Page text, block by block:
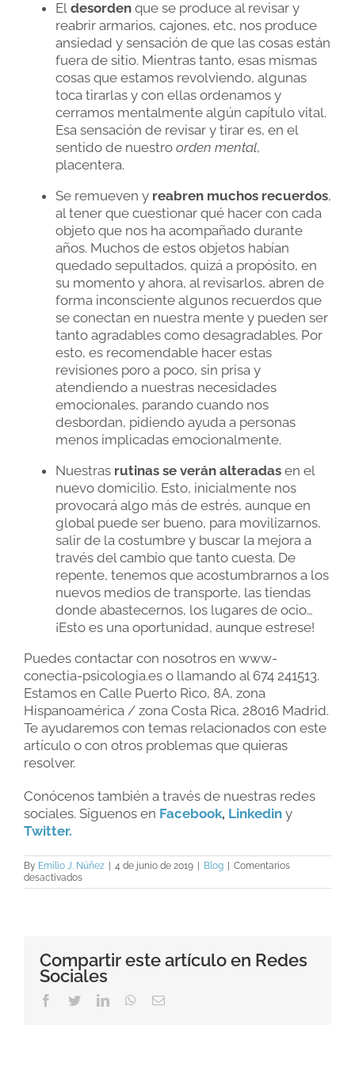
El desorden que se produce al revisar y
reabrir armarios, cajones, etc, nos produce
ansiedad y sensación de que las cosas están
fuera de sitio. Mientras tanto, esas mismas
cosas que estamos revolviendo, algunas
toca tirarlas y con ellas ordenamos y
cerramos mentalmente algún capítulo vital.
Esa sensación de revisar y tirar es, en el
sentido de nuestro orden mental,
placentera.
Se remueven y reabren muchos recuerdos,
al tener que cuestionar qué hacer con cada
objeto que nos ha acompañado durante
años. Muchos de estos objetos habían
quedado sepultados, quizá a propósito, en
su momento y ahora, al revisarlos, abren de
forma inconsciente algunos recuerdos que
se conectan en nuestra mente y pueden ser
tanto agradables como desagradables. Por
esto, es recomendable hacer estas
revisiones poro a poco, sin prisa y
atendiendo a nuestras necesidades
emocionales, parando cuando nos
desbordan, pidiendo ayuda a personas
menos implicadas emocionalmente.
Nuestras rutinas se verán alteradas en el
nuevo domicilio. Esto, inicialmente nos
provocará algo más de estrés, aunque en
global puede ser bueno, para movilizarnos,
salir de la costumbre y buscar la mejora a
través del cambio que tanto cuesta. De
repente, tenemos que acostumbrarnos a los
nuevos medios de transporte, las tiendas
donde abastecernos, los lugares de ocio…
¡Esto es una oportunidad, aunque estrese!
Puedes contactar con nosotros en www-
conectia-psicologia.es o llamando al 674 241513.
Estamos en Calle Puerto Rico, 8A, zona
Hispanoamérica / zona Costa Rica, 28016 Madrid.
Te ayudaremos con temas relacionados con este
artículo o con otros problemas que quieras
resolver.
Conócenos también a través de nuestras redes
sociales. Síguenos en Facebook, Linkedin y
Twitter.
By Emilio J. Núñez 4 de junio de 2019 Blog
Comentarios
desactivadosen
Mudanzas
Compartir este artículo en Redes
Sociales
Facebook
TwitterLinkedInWhatsApp
Email